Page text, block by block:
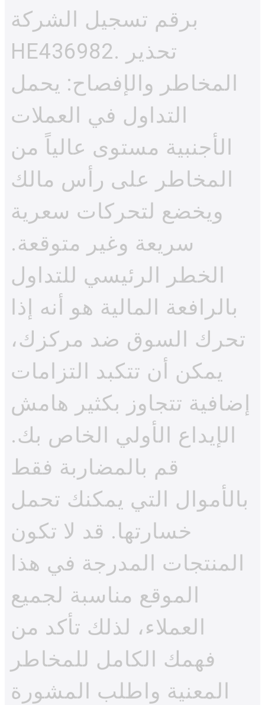
برقم تسجيل الشركة
HE436982. تحذير
المخاطر والإفصاح: يحمل
التداول في العملات
الأجنبية مستوى عالياً من
المخاطر على رأس مالك
ويخضع لتحركات سعرية
سريعة وغير متوقعة.
الخطر الرئيسي للتداول
بالرافعة المالية هو أنه إذا
تحرك السوق ضد مركزك،
يمكن أن تتكبد التزامات
إضافية تتجاوز بكثير هامش
الإيداع الأولي الخاص بك.
قم بالمضاربة فقط
بالأموال التي يمكنك تحمل
خسارتها. قد لا تكون
المنتجات المدرجة في هذا
الموقع مناسبة لجميع
العملاء، لذلك تأكد من
فهمك الكامل للمخاطر
المعنية واطلب المشورة